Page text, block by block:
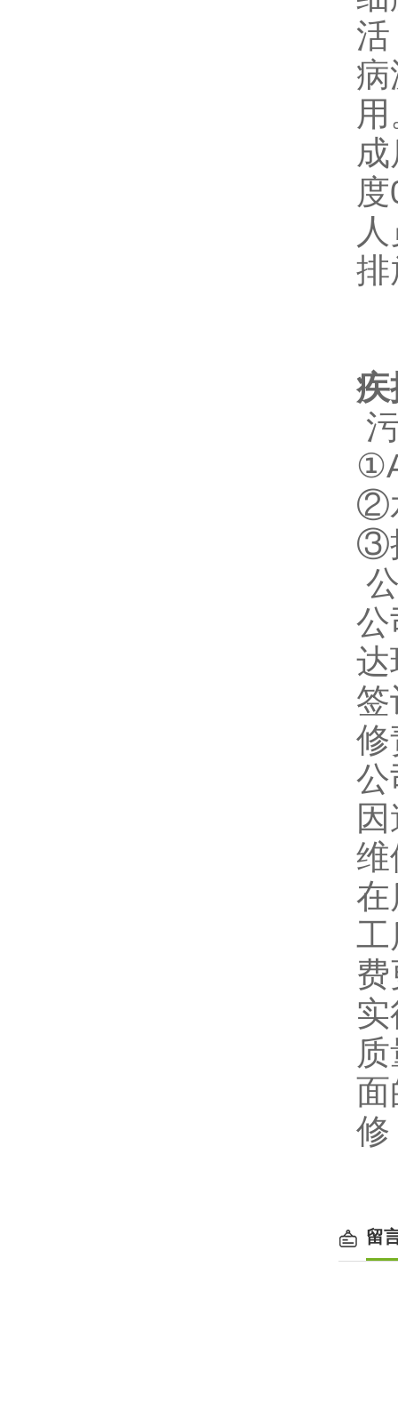
排
疾
②
③
公
达
修
公
维
在
工
面
修
留